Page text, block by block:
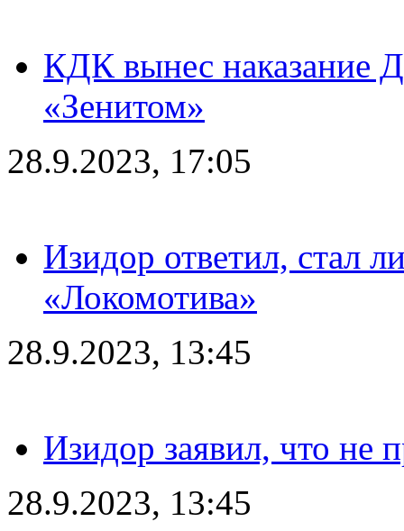
КДК вынес наказание
«Зенитом»
28.9.2023, 17:05
Изидор ответил, стал
«Локомотива»
28.9.2023, 13:45
Изидор заявил, что не
28.9.2023, 13:45